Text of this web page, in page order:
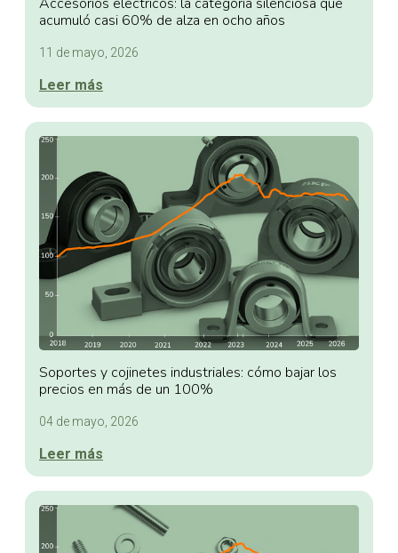
acumuló casi 60% de alza en ocho años
11 de mayo, 2026
Leer más
Soportes y cojinetes industriales: cómo bajar los
precios en más de un 100%
04 de mayo, 2026
Leer más